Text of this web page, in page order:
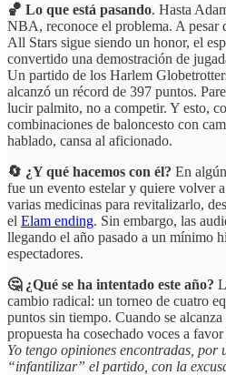
🏀 Lo que está pasando. Hasta
NBA, reconoce el problema. A pesar
All Stars sigue siendo un honor, el
convertido una demostración de
Un partido de los Harlem
alcanzó un récord de 397 puntos.
lucir palmito, no a competir. Y esto,
combinaciones de baloncesto con
hablado, cansa al aficionado.
🔄 ¿Y qué hacemos con él? En
fue un evento estelar y quiere volver
varias medicinas para revitalizarlo,
el Elam ending. Sin embargo, las
llegando el año pasado a un mínimo
espectadores.
🤔 ¿Qué se ha intentado este año?
cambio radical: un torneo de cuatro
puntos sin tiempo. Cuando se
propuesta ha cosechado voces a
Yo tengo opiniones encontradas, por
“infantilizar” el partido, con la